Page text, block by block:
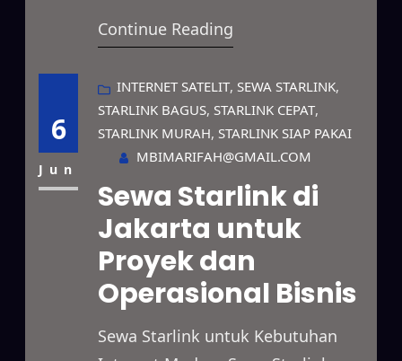
akses internet dengan kecepatan
Layanan internet satelit ini dapat
dimanfaatkan untuk berbagai
kebutuhan, mulai dari operasional
perusahaan, proyek di lapangan,
penyelenggaraan acara, hingga
penggunaan pribadi. Selain
menyediakan pilihan durasi sewa
yang fleksibel, Starlink…
Continue Reading
6
Jun
INTERNET SATELIT, SEWA STARLINK
STARLINK BAGUS, STARLINK CEPAT
STARLINK MURAH, STARLINK SIAP PAKAI
MBIMARIFAH@GMAIL.COM
Sewa Starlink di
Jakarta untuk
Proyek dan
Operasional Bisnis
Sewa Starlink untuk Kebutuhan